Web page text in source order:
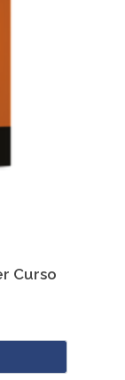
Curso